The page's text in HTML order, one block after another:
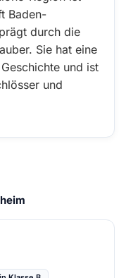
Baden-
durch die
Sie hat eine
und ist
und